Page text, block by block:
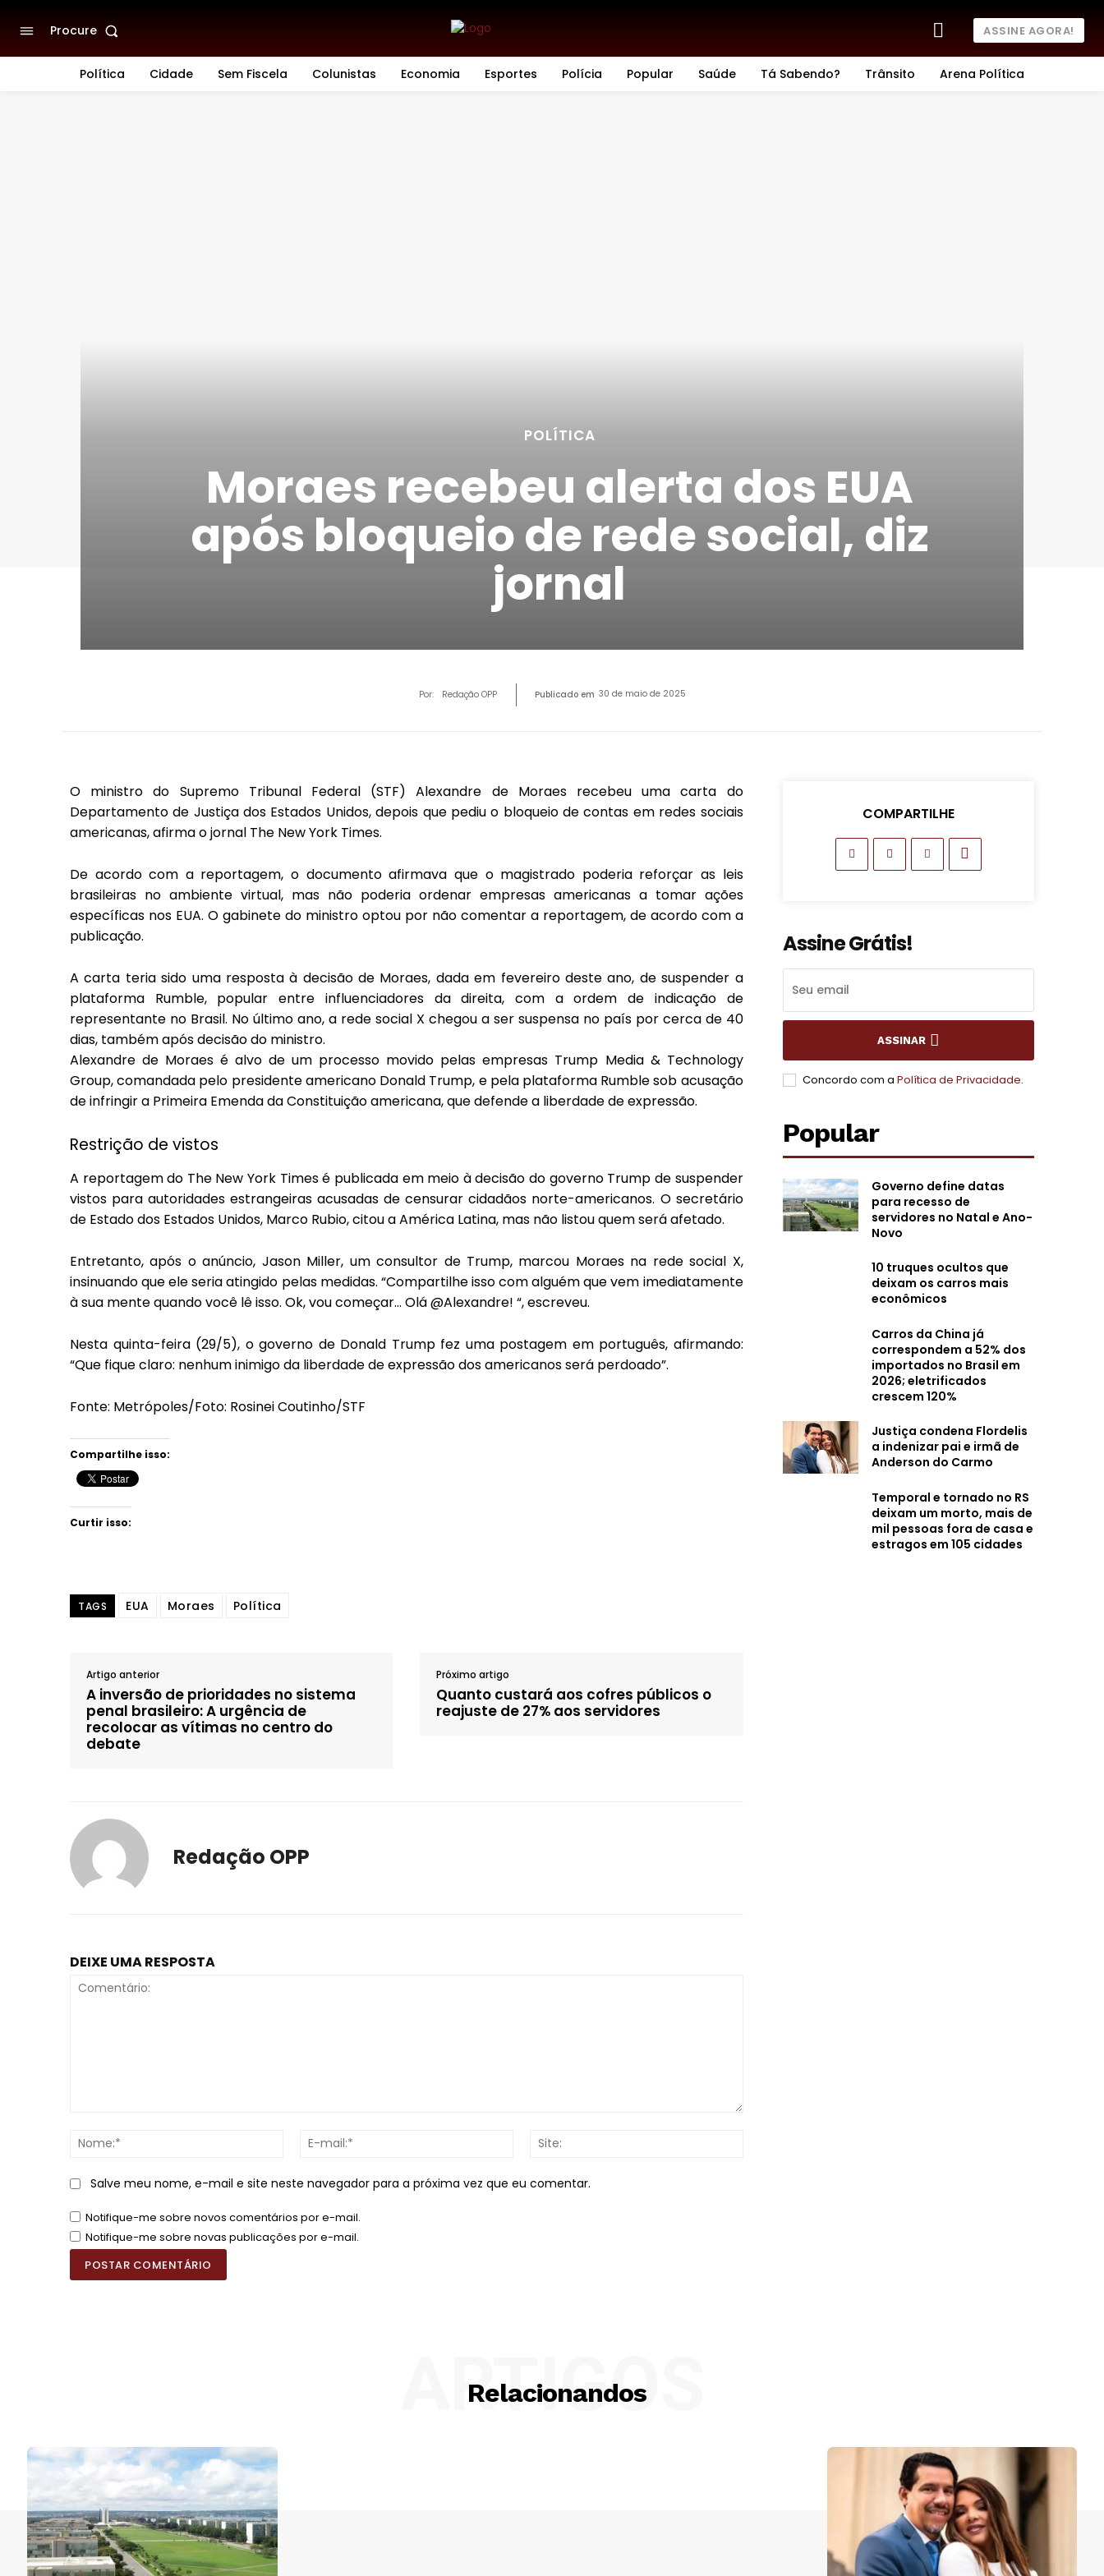
Procure ASSINE AGORA!
Política Cidade Sem Fiscela Colunistas Economia Esportes Polícia Popular Saúde Tá Sabendo? Trânsito Arena Política
POLÍTICA
Moraes recebeu alerta dos EUA
após bloqueio de rede social, diz
jornal
Por: Redação OPP Publicado em 30 de maio de 2025
O ministro do Supremo Tribunal Federal (STF) Alexandre de Moraes recebeu uma carta do
Departamento de Justiça dos Estados Unidos, depois que pediu o bloqueio de contas em redes sociais
americanas, afirma o jornal The New York Times.
De acordo com a reportagem, o documento afirmava que o magistrado poderia reforçar as leis
brasileiras no ambiente virtual, mas não poderia ordenar empresas americanas a tomar ações
específicas nos EUA. O gabinete do ministro optou por não comentar a reportagem, de acordo com a
publicação.
A carta teria sido uma resposta à decisão de Moraes, dada em fevereiro deste ano, de suspender a
plataforma Rumble, popular entre influenciadores da direita, com a ordem de indicação de
representante no Brasil. No último ano, a rede social X chegou a ser suspensa no país por cerca de 40
dias, também após decisão do ministro.
Alexandre de Moraes é alvo de um processo movido pelas empresas Trump Media & Technology
Group, comandada pelo presidente americano Donald Trump, e pela plataforma Rumble sob acusação
de infringir a Primeira Emenda da Constituição americana, que defende a liberdade de expressão.
Restrição de vistos
A reportagem do The New York Times é publicada em meio à decisão do governo Trump de suspender
vistos para autoridades estrangeiras acusadas de censurar cidadãos norte-americanos. O secretário
de Estado dos Estados Unidos, Marco Rubio, citou a América Latina, mas não listou quem será afetado.
Entretanto, após o anúncio, Jason Miller, um consultor de Trump, marcou Moraes na rede social X,
insinuando que ele seria atingido pelas medidas. “Compartilhe isso com alguém que vem imediatamente
à sua mente quando você lê isso. Ok, vou começar… Olá @Alexandre! “, escreveu.
Nesta quinta-feira (29/5), o governo de Donald Trump fez uma postagem em português, afirmando:
“Que fique claro: nenhum inimigo da liberdade de expressão dos americanos será perdoado”.
Fonte: Metrópoles/Foto: Rosinei Coutinho/STF
Compartilhe isso:
Curtir isso:
TAGS EUA Moraes Política
Artigo anterior
A inversão de prioridades no sistema
penal brasileiro: A urgência de
recolocar as vítimas no centro do
debate
Próximo artigo
Quanto custará aos cofres públicos o
reajuste de 27% aos servidores
Redação OPP
DEIXE UMA RESPOSTA
Nome:*
Salve meu nome, e-mail e site neste navegador para a próxima vez que eu comentar.
Notifique-me sobre novos comentários por e-mail.
Notifique-me sobre novas publicações por e-mail.
COMPARTILHE
Assine Grátis!
ASSINAR
Concordo com a Política de Privacidade.
Popular
Governo define datas
para recesso de
servidores no Natal e Ano-
Novo
10 truques ocultos que
deixam os carros mais
econômicos
Carros da China já
correspondem a 52% dos
importados no Brasil em
2026; eletrificados
crescem 120%
Justiça condena Flordelis
a indenizar pai e irmã de
Anderson do Carmo
Temporal e tornado no RS
deixam um morto, mais de
mil pessoas fora de casa e
estragos em 105 cidades
Relacionandos
ARTIGOS